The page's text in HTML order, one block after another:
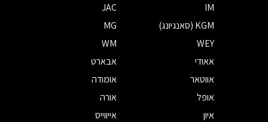
IM
JAC
KGM (סאנגיונג)
MG
WEY
WM
אאודי
אבארט
אווטאר
אומודה
אופל
אורה
איון
אייווייס